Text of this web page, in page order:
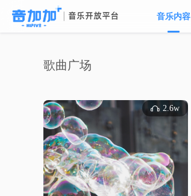
音乐内容
歌曲广场
2.6w